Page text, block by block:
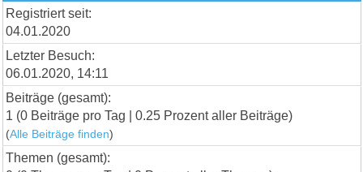
Registriert seit:
04.01.2020
Letzter Besuch:
06.01.2020, 14:11
Beiträge (gesamt):
1 (0 Beiträge pro Tag | 0.25 Prozent aller Beiträge)
(Alle Beiträge finden)
Themen (gesamt):